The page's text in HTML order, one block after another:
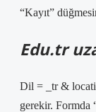
“Kayıt”
Edu.tr
Dil = _tr &
gerekir. Formda